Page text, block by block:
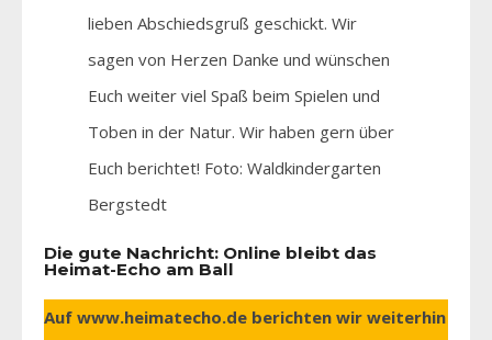
lieben Abschiedsgruß geschickt. Wir
sagen von Herzen Danke und wünschen
Euch weiter viel Spaß beim Spielen und
Toben in der Natur. Wir haben gern über
Euch berichtet! Foto: Waldkindergarten
Bergstedt
Die gute Nachricht: Online bleibt das
Heimat-Echo am Ball
Auf www.heimatecho.de berichten wir weiterhin